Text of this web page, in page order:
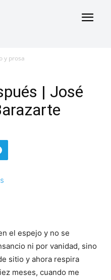
y prosa
| José
el espejo y no se
ni por vanidad, sino
sitio y ahora respira
meses, cuando me